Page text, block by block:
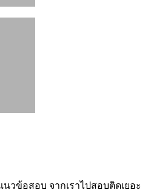
วข้อสอบ จากเราไปสอบติดเยอะ